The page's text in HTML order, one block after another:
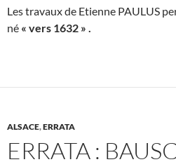
Les travaux de Etienne PAULUS
né « vers 1632 » .
ALSACE,ERRATA
ERRATA :